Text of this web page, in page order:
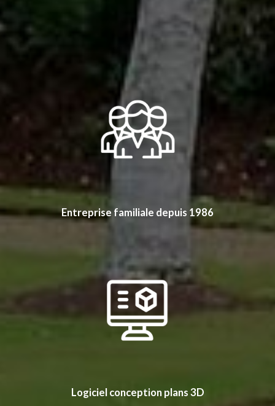
Entreprise familiale depuis 1986
Logiciel conception plans 3D